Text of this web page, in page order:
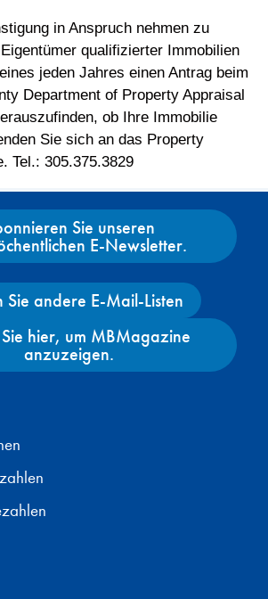
in Anspruch nehmen zu
qualifizierter Immobilien
jeden Jahres einen Antrag beim
Department of Property Appraisal
ob Ihre Immobilie
Sie sich an das Property
Tel.: 305.375.3829
Sie unseren
E-Newsletter.
andere E-Mail-Listen
hier, um MBMagazine
anzuzeigen.